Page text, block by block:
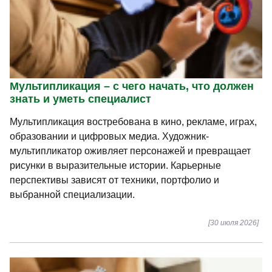
Мультипликация – с чего начать, что должен
знать и уметь специалист
Мультипликация востребована в кино, рекламе, играх,
образовании и цифровых медиа. Художник-
мультипликатор оживляет персонажей и превращает
рисунки в выразительные истории. Карьерные
перспективы зависят от техники, портфолио и
выбранной специализации.
[30 июля 2026]